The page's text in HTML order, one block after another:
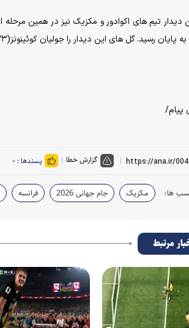
پایان رسید. گل های این دیدار را جولیان کوئینونز(۲۳) و
پیام/
گزارش خطا پسندها : ۰
ها: مکزیک جام جهانی 2026 فرانسه
مرتبط